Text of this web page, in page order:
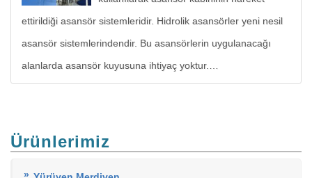
ettirildiği asansör sistemleridir. Hidrolik asansörler yeni nesil
asansör sistemlerindendir. Bu asansörlerin uygulanacağı
alanlarda asansör kuyusuna ihtiyaç yoktur.…
Ürünlerimiz